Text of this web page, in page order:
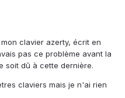
clavier azerty, écrit en
pas ce problème avant la
soit dû à cette dernière.
claviers mais je n'ai rien